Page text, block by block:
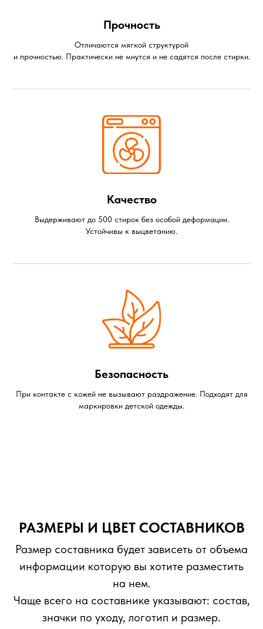
Прочность
Отличаются мягкой структурой
и прочностью. Практически не мнутся и не садятся после стирки.
Качество
Выдерживают до 500 стирок без особой деформации.
Устойчивы к выцветанию.
Безопасность
При контакте с кожей не вызывают раздражение. Подходят для
маркировки детской одежды.
РАЗМЕРЫ И ЦВЕТ СОСТАВНИКОВ
Размер составника будет зависеть от объема
информации которую вы хотите разместить
на нем.
Чаще всего на составнике указывают: состав,
значки по уходу, логотип и размер.